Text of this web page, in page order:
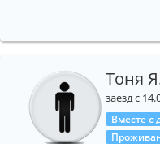
Тоня
заезд с
Вместе с